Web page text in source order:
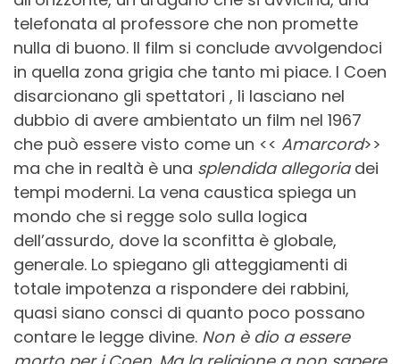
telefonata al professore che non promette
nulla di buono. Il film si conclude avvolgendoci
in quella zona grigia che tanto mi piace. I Coen
disarcionano gli spettatori , li lasciano nel
dubbio di avere ambientato un film nel 1967
che può essere visto come un << Amarcord>>
ma che in realtà è una splendida allegoriadei
tempi moderni. La vena caustica spiega un
mondo che si regge solo sulla logica
dell’assurdo, dove la sconfitta è globale,
generale. Lo spiegano gli atteggiamenti di
totale impotenza a rispondere dei rabbini,
quasi siano consci di quanto poco possano
contare le legge divine. Non è dio a essere